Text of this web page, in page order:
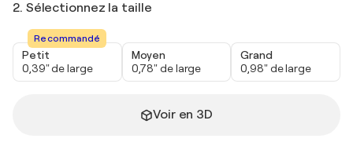
2. Sélectionnez la taille
Recommandé
Petit
0,39" de large
Moyen
0,78" de large
Grand
0,98" de large
Voir en 3D